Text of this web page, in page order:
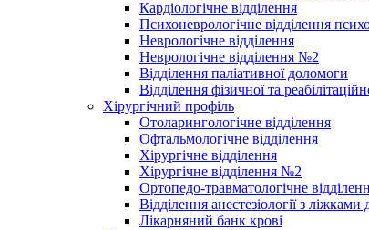
Кардіологічне відділення
Психоневрологічне відділення
Неврологічне відділення
Неврологічне відділення №2
Відділення паліативної доломоги
Відділення фізичної та
Хірургічний профіль
Отоларингологічне відділення
Офтальмологічне відділення
Хірургічне відділення
Хірургічне відділення №2
Ортопедо-травматологічне
Відділення анестезіології з ліжками
Лікарняний банк крові